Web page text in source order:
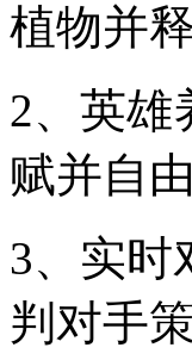
植物并
2、英雄
赋并自
3、实时
判对手